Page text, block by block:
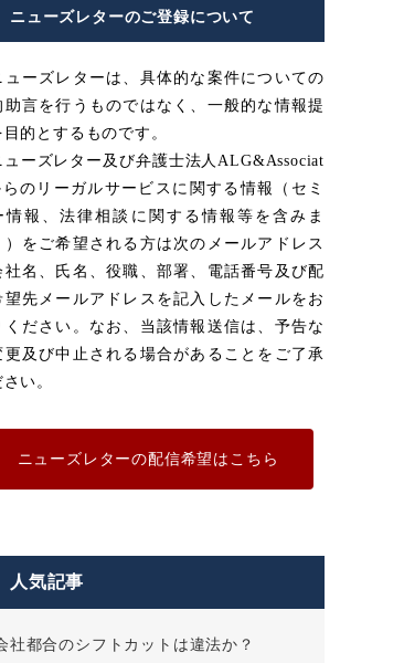
ニューズレターのご登録について
ューズレターは、具体的な案件についての
助言を行うものではなく、一般的な情報提
的とするものです。
ューズレター及び弁護士法人ALG&Associat
らのリーガルサービスに関する情報（セミ
情報、法律相談に関する情報等を含みま
）をご希望される方は次のメールアドレス
社名、氏名、役職、部署、電話番号及び配
望先メールアドレスを記入したメールをお
ください。なお、当該情報送信は、予告な
更及び中止される場合があることをご了承
い。
ニューズレターの配信希望はこちら
人気記事
社都合のシフトカットは違法か？